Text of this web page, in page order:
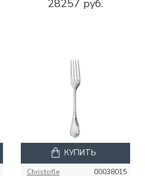
28257 руб.
Christofle 00038015
КУПИТЬ